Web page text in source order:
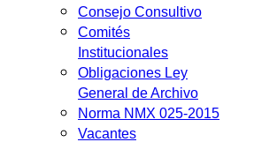
Consejo Consultivo
Comités
Institucionales
Obligaciones Ley
General de Archivo
Norma NMX 025-2015
Vacantes